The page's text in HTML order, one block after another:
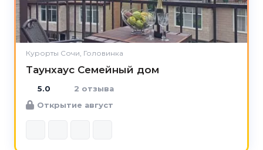
Курорты Сочи, Головинка
Таунхаус Семейный дом
5.0
2 отзыва
Открытие август